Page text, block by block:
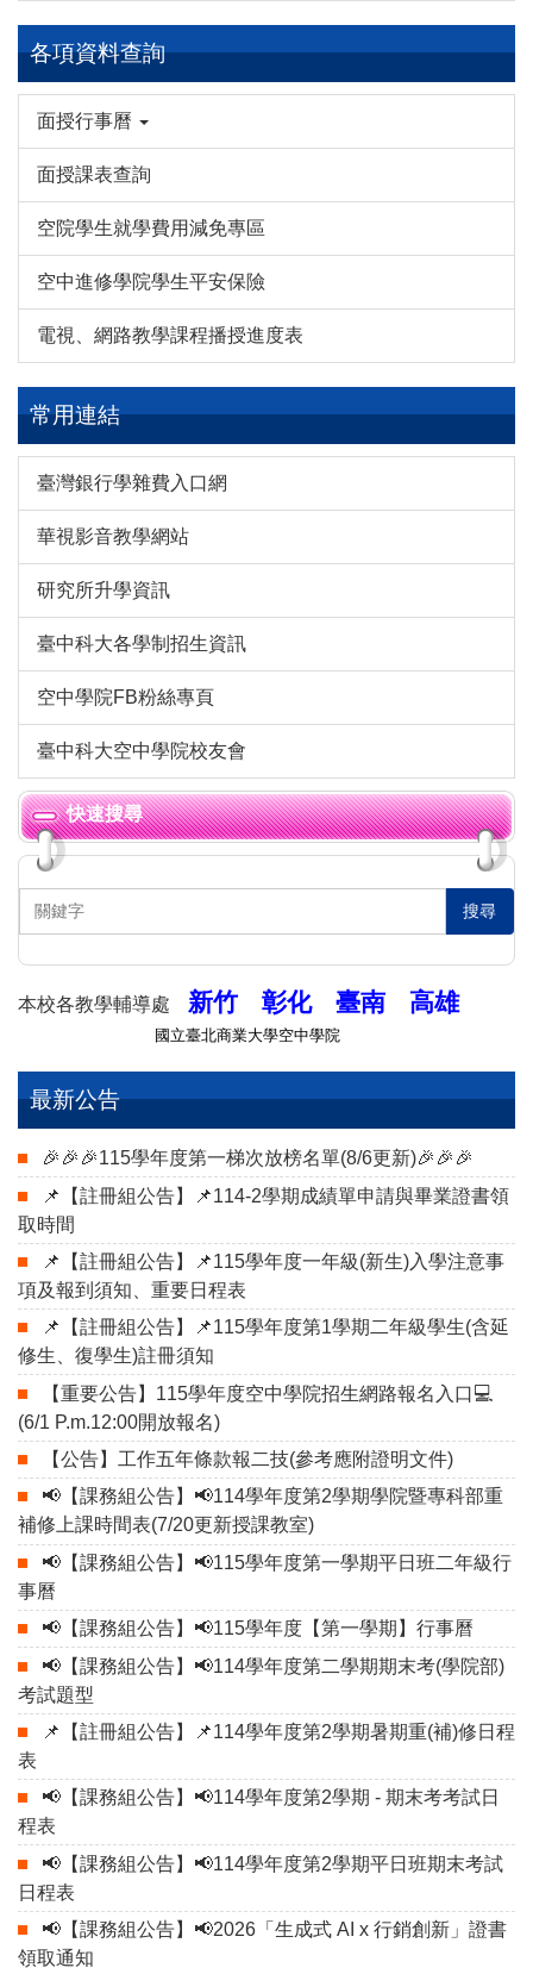
各項資料查詢
面授行事曆
面授課表查詢
空院學生就學費用減免專區
空中進修學院學生平安保險
電視、網路教學課程播授進度表
常用連結
臺灣銀行學雜費入口網
華視影音教學網站
研究所升學資訊
臺中科大各學制招生資訊
空中學院FB粉絲專頁
臺中科大空中學院校友會
快速搜尋
搜尋
本校各教學輔導處 新竹 彰化 臺南 高雄
國立臺北商業大學空中學院
最新公告
🎉🎉🎉115學年度第一梯次放榜名單(8/6更新)🎉🎉🎉
📌【註冊組公告】📌114-2學期成績單申請與畢業證書領
取時間
📌【註冊組公告】📌115學年度一年級(新生)入學注意事
項及報到須知、重要日程表
📌【註冊組公告】📌115學年度第1學期二年級學生(含延
修生、復學生)註冊須知
【重要公告】115學年度空中學院招生網路報名入口💻
(6/1 P.m.12:00開放報名)
【公告】工作五年條款報二技(參考應附證明文件)
📢【課務組公告】📢114學年度第2學期學院暨專科部重
補修上課時間表(7/20更新授課教室)
📢【課務組公告】📢115學年度第一學期平日班二年級行
事曆
📢【課務組公告】📢115學年度【第一學期】行事曆
📢【課務組公告】📢114學年度第二學期期末考(學院部)
考試題型
📌【註冊組公告】📌114學年度第2學期暑期重(補)修日程
表
📢【課務組公告】📢114學年度第2學期 - 期末考考試日
程表
📢【課務組公告】📢114學年度第2學期平日班期末考試
日程表
📢【課務組公告】📢2026「生成式 AI x 行銷創新」證書
領取通知